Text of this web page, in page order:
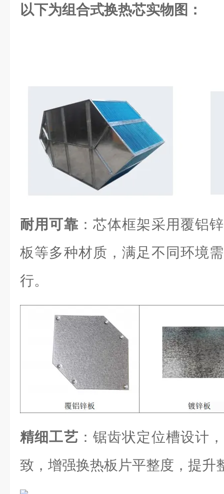
以下为组合式换热芯实物图：
耐用可靠 ：芯体框架采用覆铝
板等多种材质，满足不同环境
行。
精细工艺 ：锯齿状定位槽设计
致，增强换热板片平整度，提升